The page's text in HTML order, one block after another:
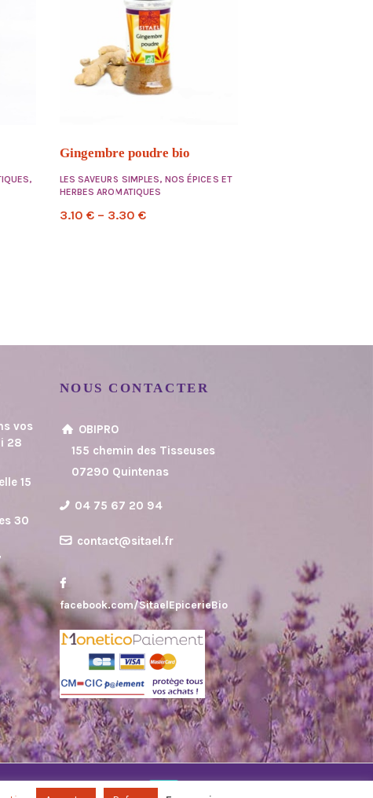
,
Gingembre poudre bio
LES SAVEURS SIMPLES, NOS ÉPICES ET
HERBES AROMATIQUES
3.10 €– 3.30 €
vos
28
15
30
NOUS CONTACTER
OBIPRO
155 chemin des Tisseuses
07290 Quintenas
04 75 67 20 94
contact@sitael.fr
facebook.com/SitaelEpicerieBio
"Made in Ardèche"